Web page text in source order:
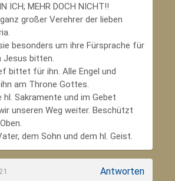
ICH; MEHR DOCH NICHT!!
großer Verehrer der lieben
besonders um ihre Fürsprache für
Jesus bitten.
bittet für ihn. Alle Engel und
am Throne Gottes.
Sakramente und im Gebet
unseren Weg weiter. Beschützt
dem Sohn und dem hl. Geist.
Antworten